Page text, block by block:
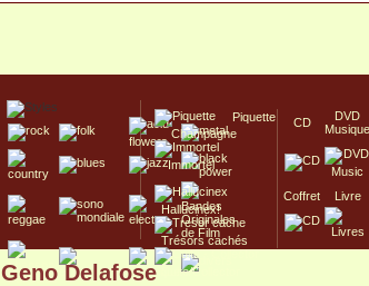
Piquette
Champagne
Immortel
Hallucinex!
Trésors cachés
Culte/Collector
CD
DVD
Musique
Coffret Livre
Geno Delafose